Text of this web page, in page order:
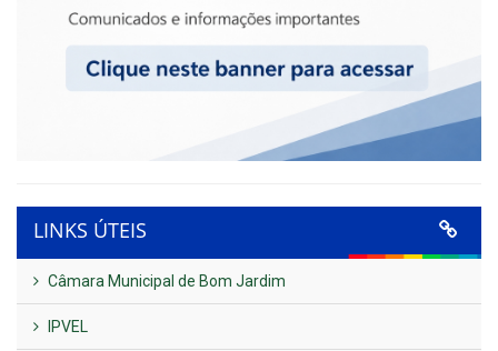
LINKS ÚTEIS
Câmara Municipal de Bom Jardim
IPVEL